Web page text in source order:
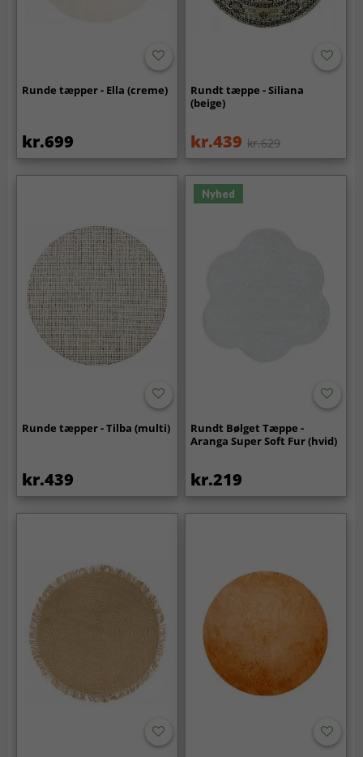
Runde tæpper - Ella (creme)
kr.699
Rundt tæppe - Siliana
(beige)
kr.439 kr.629
Runde tæpper - Tilba (multi)
kr.439
Nyhed
Rundt Bølget Tæppe -
Aranga Super Soft Fur (hvid)
kr.219